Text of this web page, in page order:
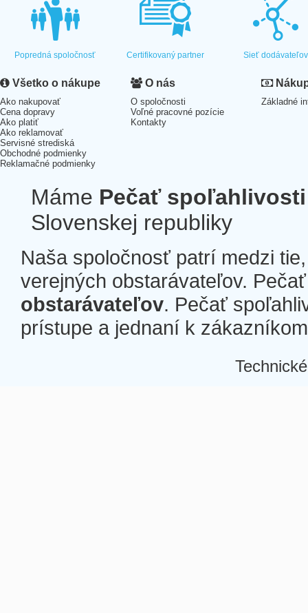
Popredná spoločnosť Certifikovaný partner Sieť dodávateľov
Všetko o nákupe
Ako nakupovať
Cena dopravy
Ako platiť
Ako reklamovať
Servisné strediská
Obchodné podmienky
Reklamačné podmienky
O nás
O spoločnosti
Voľné pracovné pozície
Kontakty
Základné
Máme Pečať spoľahlivosti
Slovenskej republiky
Naša spoločnosť patrí medzi
verejných obstarávateľov.
obstarávateľov. Pečať
prístupe a jednaní k